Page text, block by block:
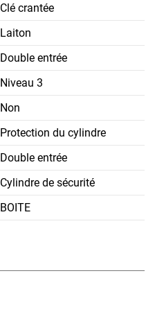
Clé crantée
Laiton
Double entrée
Niveau 3
Non
Protection du cylindre
Double entrée
Cylindre de sécurité
BOITE